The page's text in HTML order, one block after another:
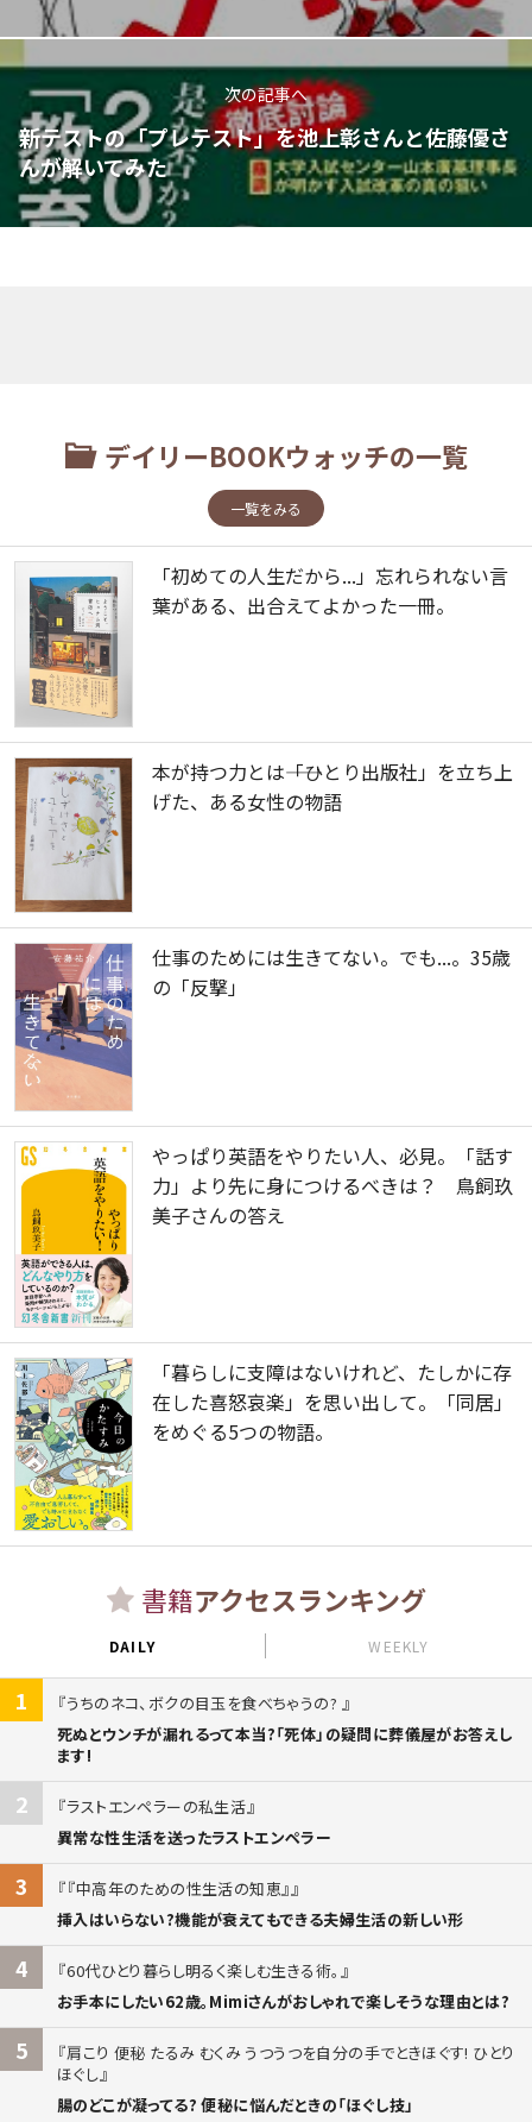
次の記事へ
新テストの「プレテスト」を池上彰さんと佐藤優さ
んが解いてみた
デイリーBOOKウォッチの一覧
一覧をみる
「初めての人生だから...」忘れられない言
葉がある、出合えてよかった一冊。
本が持つ力とは――「ひとり出版社」を立ち上
げた、ある女性の物語
仕事のためには生きてない。でも...。35歳
の「反撃」
やっぱり英語をやりたい人、必見。「話す
力」より先に身につけるべきは？ 鳥飼玖
美子さんの答え
「暮らしに支障はないけれど、たしかに存
在した喜怒哀楽」を思い出して。「同居」
をめぐる5つの物語。
書籍アクセスランキング
DAILY WEEKLY
1
うちのネコ、ボクの目玉を食べちゃうの?
死ぬとウンチが漏れるって本当?「死体」の疑問に葬儀屋がお答えし
ます!
2
ラストエンペラーの私生活
異常な性生活を送ったラストエンペラー
3
『中高年のための性生活の知恵』
挿入はいらない?機能が衰えてもできる夫婦生活の新しい形
4
60代ひとり暮らし明るく楽しむ生きる術。
お手本にしたい62歳。Mimiさんがおしゃれで楽しそうな理由とは?
5
肩こり 便秘 たるみ むくみ うつうつを自分の手でときほぐす! ひとり
ほぐし
腸のどこが凝ってる? 便秘に悩んだときの「ほぐし技」